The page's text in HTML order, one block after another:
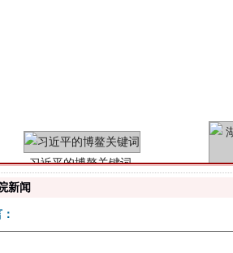
新闻